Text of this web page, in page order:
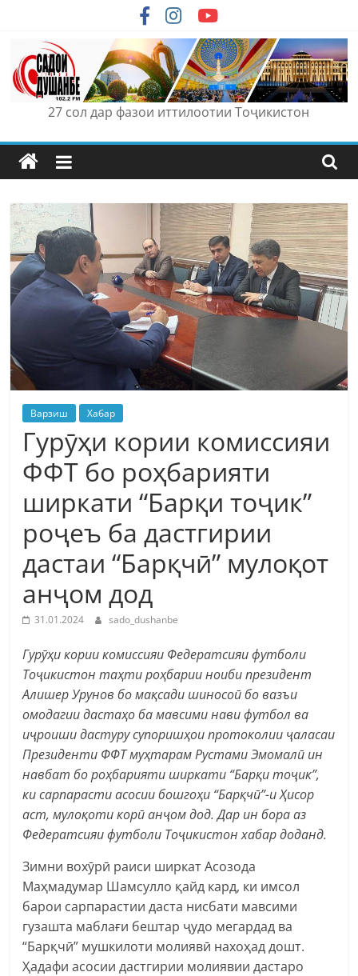
content
27 сол дар фазои иттилоотии Тоҷикистон
Варзиш Хабар
Гурӯҳи кории комиссияи
ФФТ бо роҳбарияти
ширкати “Барқи тоҷик”
роҷеъ ба дастгирии
дастаи “Барқчӣ” мулоқот
анҷом дод
31.01.2024 sado_dushanbe
Гурӯҳи кории комиссияи Федератсияи футболи
Тоҷикистон таҳти роҳбарии ноиби президент
Алишер Урунов бо мақсади шиносоӣ бо вазъи
омодагии дастаҳо ба мавсими нави футбол ва
иҷроиши дастуру супоришҳои протоколии ҷаласаи
Президенти ФФТ муҳтарам Рустами Эмомалӣ ин
навбат бо роҳбарияти ширкати “Барқи тоҷик”,
ки сарпарасти асосии бошгоҳи “Барқчӣ”-и Ҳисор
аст, мулоқоти корӣ анҷом дод. Дар ин бора аз
Федератсияи футболи Тоҷикистон хабар доданд.
Зимни вохӯрӣ раиси ширкат Асозода
Маҳмадумар Шамсулло қайд кард, ки имсол
барои сарпарастии даста нисбати мавсими
гузашта маблағи бештар ҷудо мегардад ва
“Барқчӣ” мушкилоти молиявӣ нахоҳад дошт.
Ҳадафи асосии дастгирии молиявии дастаро